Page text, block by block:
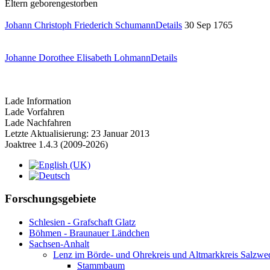
Eltern geborengestorben
Johann Christoph Friederich SchumannDetails 30 Sep 1765
Johanne Dorothee Elisabeth LohmannDetails
Lade Information
Lade Vorfahren
Lade Nachfahren
Letzte Aktualisierung: 23 Januar 2013
Joaktree 1.4.3 (2009-2026)
Forschungsgebiete
Schlesien - Grafschaft Glatz
Böhmen - Braunauer Ländchen
Sachsen-Anhalt
Lenz im Börde- und Ohrekreis und Altmarkkreis
Stammbaum